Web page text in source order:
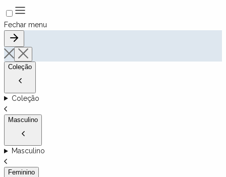
Fechar menu
Coleção
Coleção
Masculino
Masculino
Feminino